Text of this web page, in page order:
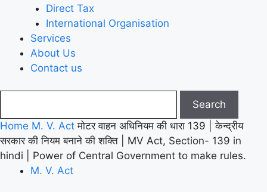
Direct Tax
International Organisation
Services
About Us
Contact us
Home M. V. Act मोटर वाहन अधिनियम की धारा 139 | केन्द्रीय
सरकार की नियम बनाने की शक्ति | MV Act, Section- 139 in
hindi | Power of Central Government to make rules.
M. V. Act